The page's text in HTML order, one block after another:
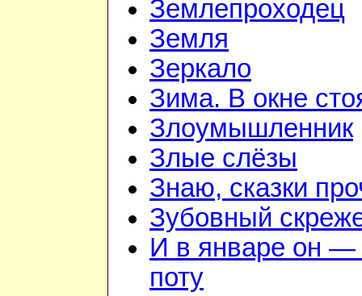
Землепроходец
Земля
Зеркало
Зима. В окне
Злоумышленник
Злые слёзы
Знаю, сказки
Зубовный
И в январе он —
поту